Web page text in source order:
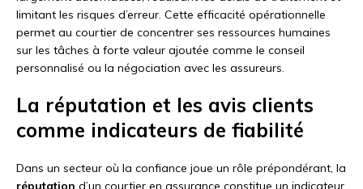
limitant les risques d’erreur. Cette efficacité opérationnelle
permet au courtier de concentrer ses ressources humaines
sur les tâches à forte valeur ajoutée comme le conseil
personnalisé ou la négociation avec les assureurs.
La réputation et les avis clients
comme indicateurs de fiabilité
Dans un secteur où la confiance joue un rôle prépondérant, la
réputation d’un courtier en assurance constitue un indicateur